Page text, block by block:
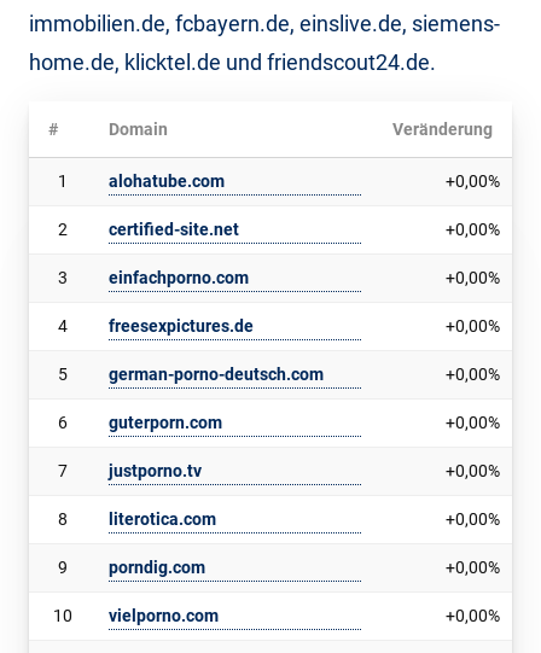
immobilien.de, fcbayern.de, einslive.de, siemens-
home.de, klicktel.de und friendscout24.de.
# Domain Veränderung
1 alohatube.com +0,00%
2 certified-site.net +0,00%
3 einfachporno.com +0,00%
4 freesexpictures.de +0,00%
5 german-porno-deutsch.com +0,00%
6 guterporn.com +0,00%
7 justporno.tv +0,00%
8 literotica.com +0,00%
9 porndig.com +0,00%
10 vielporno.com +0,00%